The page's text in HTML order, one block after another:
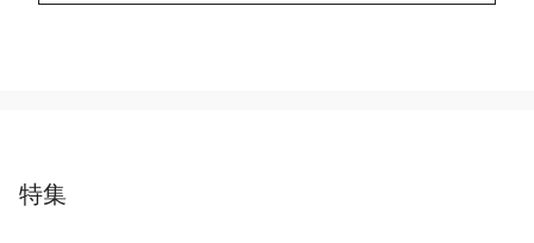
特集